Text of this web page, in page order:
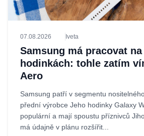
07.08.2026 Iveta
Samsung má pracovat
hodinkách: tohle zatím
Aero
Samsung patří v segmentu
přední výrobce Jeho hodinky Galaxy
populární a mají spoustu příznivců
má údajně v plánu rozšířit...